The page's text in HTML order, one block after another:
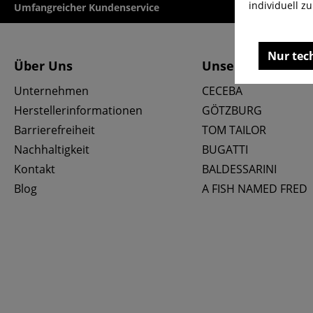
Umfangreicher Kundenservice Kauf auf
Über Uns
Unternehmen
Herstellerinformationen
Barrierefreiheit
Nachhaltigkeit
Kontakt
Blog
Unsere Marken
CECEBA
GÖTZBURG
TOM TAILOR
BUGATTI
BALDESSARINI
A FISH NAMED FRED
individuell
Nur